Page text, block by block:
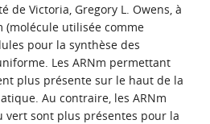
de Victoria, Gregory L. Owens, à
(molécule utilisée comme
pour la synthèse des
Les ARNm permettant
plus présente sur le haut de la
Au contraire, les ARNm
sont plus présentes pour la